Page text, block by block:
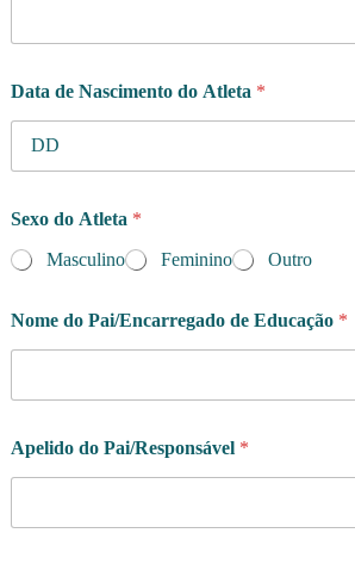
Data de Nascimento do Atleta *
Sexo do Atleta *
Masculino
Feminino Outro
Nome do Pai/Encarregado de Educação *
Apelido do Pai/Responsável *